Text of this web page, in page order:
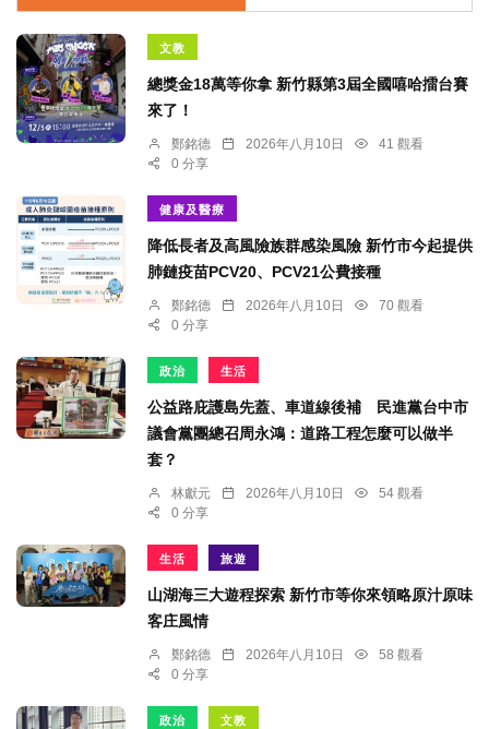
文教
總獎金18萬等你拿 新竹縣第3屆全國嘻哈擂台賽
來了！
鄭銘德 2026年八月10日
41 觀看
0 分享
健康及醫療
降低長者及高風險族群感染風險 新竹市今起提供
肺鏈疫苗PCV20、PCV21公費接種
鄭銘德 2026年八月10日
70 觀看
0 分享
政治 生活
公益路庇護島先蓋、車道線後補 民進黨台中市
議會黨團總召周永鴻：道路工程怎麼可以做半
套？
林獻元 2026年八月10日
54 觀看
0 分享
生活 旅遊
山湖海三大遊程探索 新竹市等你來領略原汁原味
客庄風情
鄭銘德 2026年八月10日
58 觀看
0 分享
政治 文教